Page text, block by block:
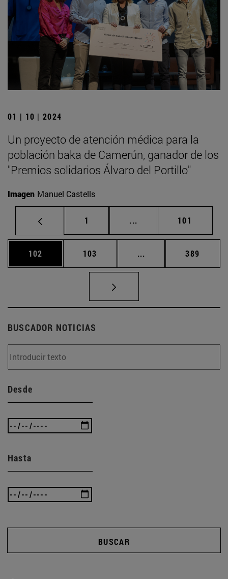
01 | 10 | 2024
Un proyecto de atención médica para la
población baka de Camerún, ganador de los
"Premios solidarios Álvaro del Portillo"
Imagen Manuel Castells
Página
1 ... Páginas intermedias
Página
101
Página
102 Página
103 ... Páginas intermedias
Página
389
BUSCADOR NOTICIAS
Desde
Hasta
BUSCAR